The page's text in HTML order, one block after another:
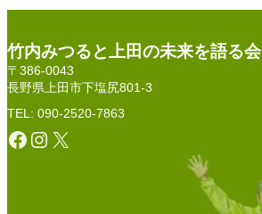
竹内みつると上田の未来を語る会
〒386-0043
長野県上田市下塩尻801-3
TEL: 090-2520-7863
Facebook Instagram X